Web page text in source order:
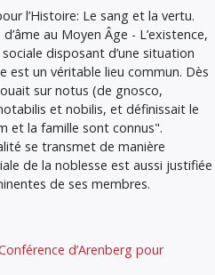
l’Histoire: Le sang et la vertu.
au Moyen Âge - L’existence,
disposant d’une situation
est un véritable lieu commun. Dès
sur notus (de gnosco,
et nobilis, et définissait le
et la famille sont connus".
se transmet de manière
de la noblesse est aussi justifiée
de ses membres.
d’Arenberg pour